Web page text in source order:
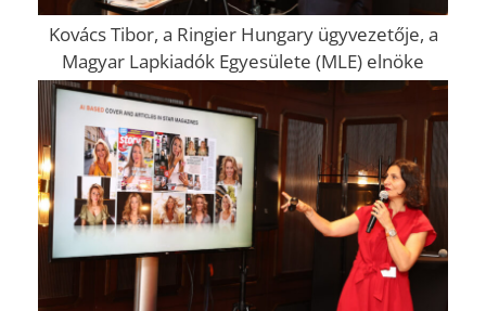
Kovács Tibor, a Ringier Hungary ügyvezetője, a
Magyar Lapkiadók Egyesülete (MLE) elnöke